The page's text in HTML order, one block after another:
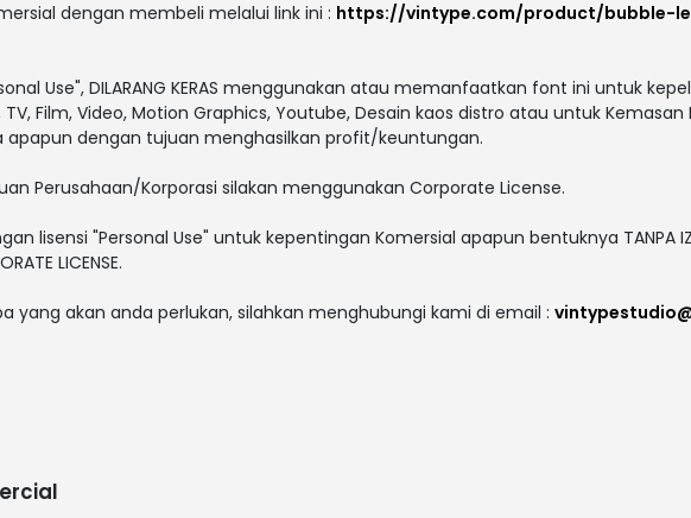
dengan membeli melalui link ini : https://vintype.com/product/bubble-
Use", DILARANG KERAS menggunakan atau memanfaatkan font ini untuk
Film, Video, Motion Graphics, Youtube, Desain kaos distro atau untuk Kemasan
dengan tujuan menghasilkan profit/keuntungan.
Perusahaan/Korporasi silakan menggunakan Corporate License.
lisensi "Personal Use" untuk kepentingan Komersial apapun bentuknya TANPA
LICENSE.
yang akan anda perlukan, silahkan menghubungi kami di email :